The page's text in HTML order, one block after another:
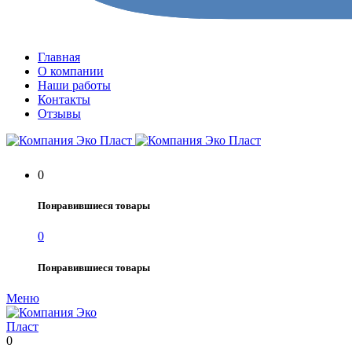
Главная
О компании
Наши работы
Контакты
Отзывы
0
Понравившиеся товары
0
Понравившиеся товары
Меню
0